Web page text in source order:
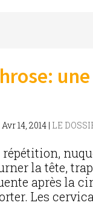
Avr 14, 2014 | LE
la tête,
après la
Les